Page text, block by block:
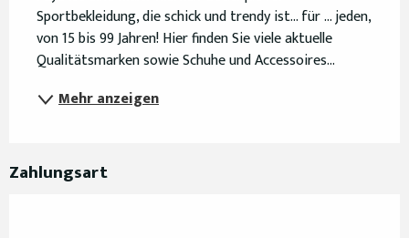
Sportbekleidung, die schick und trendy ist... für ... jeden,
von 15 bis 99 Jahren! Hier finden Sie viele aktuelle
Qualitätsmarken sowie Schuhe und Accessoires...
Mehr anzeigen
Zahlungsart